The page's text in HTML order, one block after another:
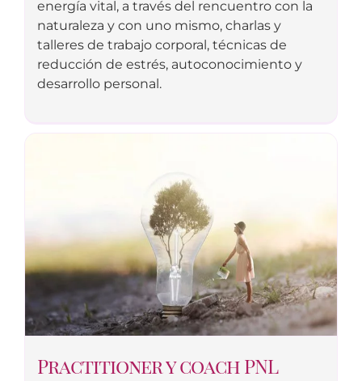
energía vital, a través del rencuentro con la
naturaleza y con uno mismo, charlas y
talleres de trabajo corporal, técnicas de
reducción de estrés, autoconocimiento y
desarrollo personal.
Practitioner y coach PNL